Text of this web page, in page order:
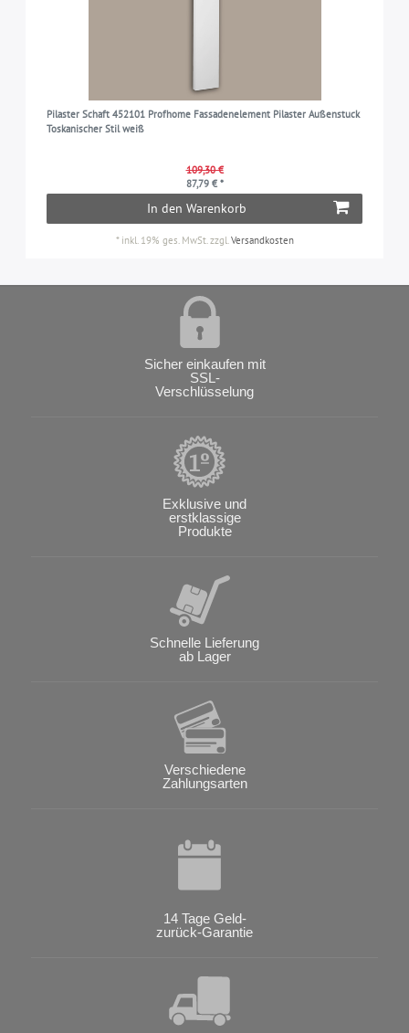
Pilaster Schaft 452101 Profhome Fassadenelement Pilaster Außenstuck
Toskanischer Stil weiß
109,30 €
87,79 € *
In den Warenkorb
* inkl. 19% ges. MwSt.zzgl.Versandkosten
Sicher einkaufen mit
SSL-
Verschlüsselung
Exklusive und
erstklassige
Produkte
Schnelle Lieferung
ab Lager
Verschiedene
Zahlungsarten
14 Tage Geld-
zurück-Garantie